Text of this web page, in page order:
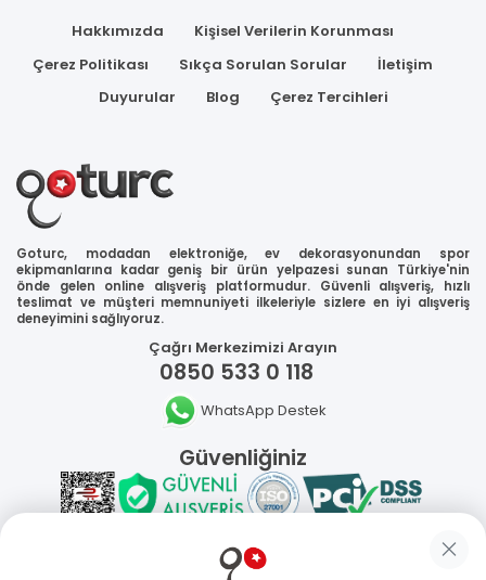
Hakkımızda
Kişisel Verilerin Korunması
Çerez Politikası
Sıkça Sorulan Sorular
İletişim
Duyurular
Blog Çerez Tercihleri
Goturc, modadan elektroniğe, ev dekorasyonundan spor
ekipmanlarına kadar geniş bir ürün yelpazesi sunan Türkiye'nin
önde gelen online alışveriş platformudur. Güvenli alışveriş, hızlı
teslimat ve müşteri memnuniyeti ilkeleriyle sizlere en iyi alışveriş
deneyimini sağlıyoruz.
Çağrı Merkezimizi Arayın
0850 533 0 118
WhatsApp Destek
Güvenliğiniz
Sosyal Medya